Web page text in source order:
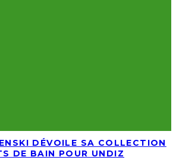
DÉVOILE SA COLLECTION
DE BAIN POUR UNDIZ